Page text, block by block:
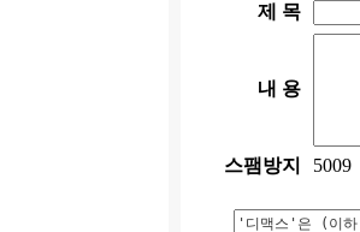
제 목
내 용
스팸방지 5009